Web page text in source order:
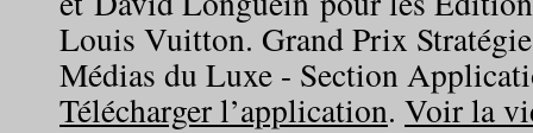
Louis Vuitton. Grand Prix
Médias du Luxe - Section
Télécharger l’application. Voir la